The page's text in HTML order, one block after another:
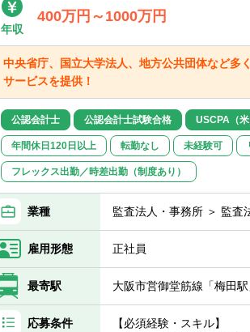
年収
400万円～1000万円
中央省庁、国立大学法人、地方公共団体など多
サービスを提供！
公認会計士 公認会計士試験合格 USCPA（米
年間休日120日以上 転勤なし 未経験可
フレックス出勤／時差出勤（制度あり）
業種 監査法人・事務所 ＞ 監査
雇用形態 正社員
最寄駅 大阪市営御堂筋線「梅田
応募条件
【必須経験・スキル】